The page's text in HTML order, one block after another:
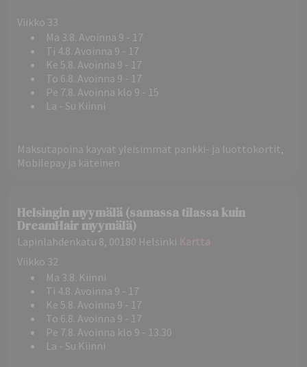
Viikko 33
Ma 3.8. Avoinna 9 - 17
Ti 4.8. Avoinna 9 - 17
Ke 5.8. Avoinna 9 - 17
To 6.8. Avoinna 9 - 17
Pe 7.8. Avoinna klo 9 - 15
La - Su Kiinni
Maksutapoina käyvät yleisimmät pankki- ja luottokortit,
Mobilepay ja käteinen
Helsingin myymälä (samassa tilassa kuin
DreamHair myymälä)
Lapinlahdenkatu 8, 00180 Helsinki Kartta
Viikko 32
Ma 3.8. Kiinni
Ti 4.8. Avoinna 9 - 17
Ke 5.8. Avoinna 9 - 17
To 6.8. Avoinna 9 - 17
Pe 7.8. Avoinna klo 9 - 13.30
La - Su Kiinni